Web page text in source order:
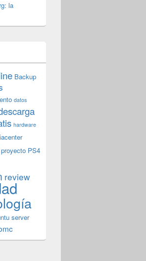
la
Backup
datos
hardware
proyecto PS4
review
server